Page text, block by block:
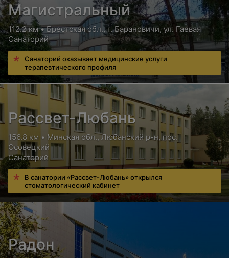
Магистральный
112.2 км • Брестская обл., г. Барановичи, ул. Гаевая
Санаторий
Санаторий оказывает медицинские услуги
терапевтического профиля
Рассвет-Любань
156.8 км • Минская обл., Любанский р-н, пос.
Осовецкий
Санаторий
В санатории «Рассвет-Любань» открылся
стоматологический кабинет
Радон